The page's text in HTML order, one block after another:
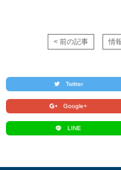
< 前の記事 情
Twitter
Google+
LINE